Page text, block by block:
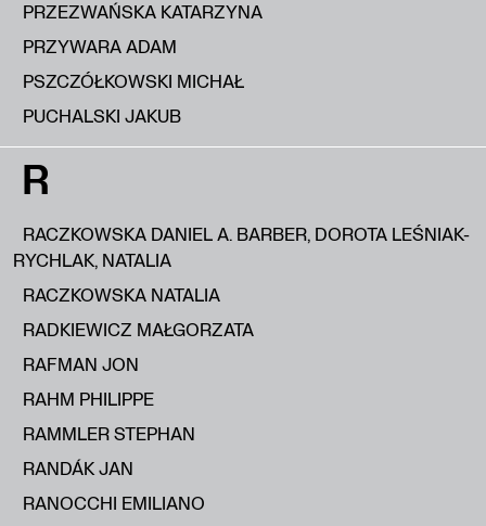
PRZEZWAŃSKA KATARZYNA
PRZYWARA ADAM
PSZCZÓŁKOWSKI MICHAŁ
PUCHALSKI JAKUB
R
RACZKOWSKA DANIEL A. BARBER, DOROTA LEŚNIAK-
RYCHLAK, NATALIA
RACZKOWSKA NATALIA
RADKIEWICZ MAŁGORZATA
RAFMAN JON
RAHM PHILIPPE
RAMMLER STEPHAN
RANDÁK JAN
RANOCCHI EMILIANO